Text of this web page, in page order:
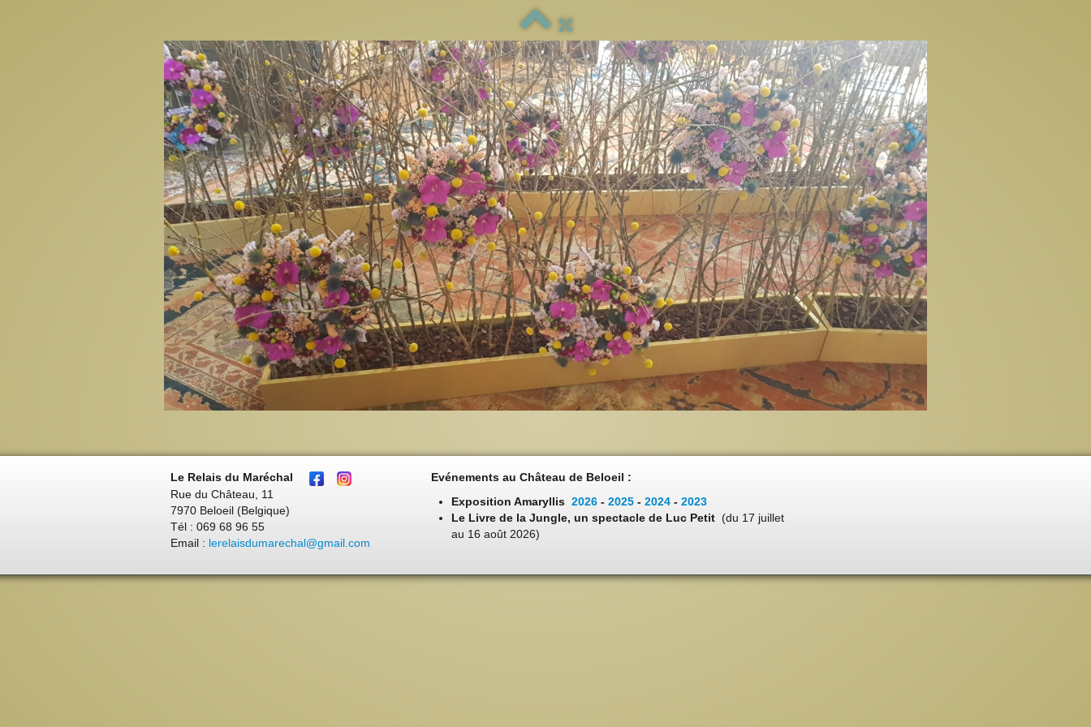
Le Relais du Maréchal
Rue du Château, 11
7970 Beloeil (Belgique)
Tél : 069 68 96 55
Email : lerelaisdumarechal@gmail.com
Evénements au Château de Beloeil :
Exposition Amaryllis 2026 -2025 -2024 -2023
Le Livre de la Jungle, un spectacle de Luc Petit(du 17 juillet
au 16 août 2026)